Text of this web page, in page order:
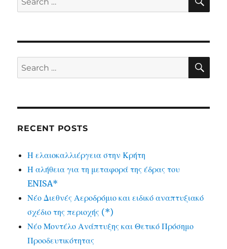
for:
Search
for:
RECENT POSTS
Η ελαιοκαλλιέργεια στην Κρήτη
Η αλήθεια για τη μεταφορά της έδρας του
ENISA*
Νέο Διεθνές Αεροδρόμιο και ειδικό αναπτυξιακό
σχέδιο της περιοχής (*)
Νέο Μοντέλο Ανάπτυξης και Θετικό Πρόσημο
Προοδευτικότητας